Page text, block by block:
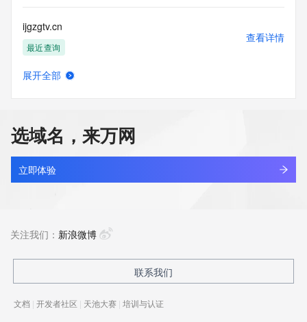
ijgzgtv.cn
最近查询
查看详情
mjdg.store
最近查询
查看详情
新注册
展开全部
选域名，来万网
立即体验
关注我们： 新浪微博
联系我们
文档 | 开发者社区 | 天池大赛 | 培训与认证